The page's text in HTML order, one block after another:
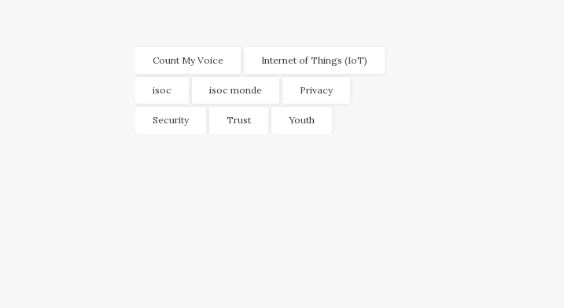
Count My Voice Internet of Things (IoT)
isoc isoc monde Privacy
Security Trust Youth